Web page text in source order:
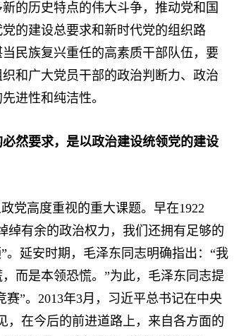
的历史特点的伟大斗争，推动党和国
的建设总要求和新时代党的组织路
民族复兴重任的高素质干部队伍，要
和广大党员干部的政治判断力、政治
进性和纯洁性。
然要求，是以政治建设统领党的建设
高度重视的重大课题。早在1922
绰有余的政治权力，我们还拥有足够的
。延安时期，毛泽东同志明确指出：“我
而是本领恐慌。”为此，毛泽东同志提
”。2013年3月，习近平总书记在中央
，在今后的前进道路上，来自各方面的